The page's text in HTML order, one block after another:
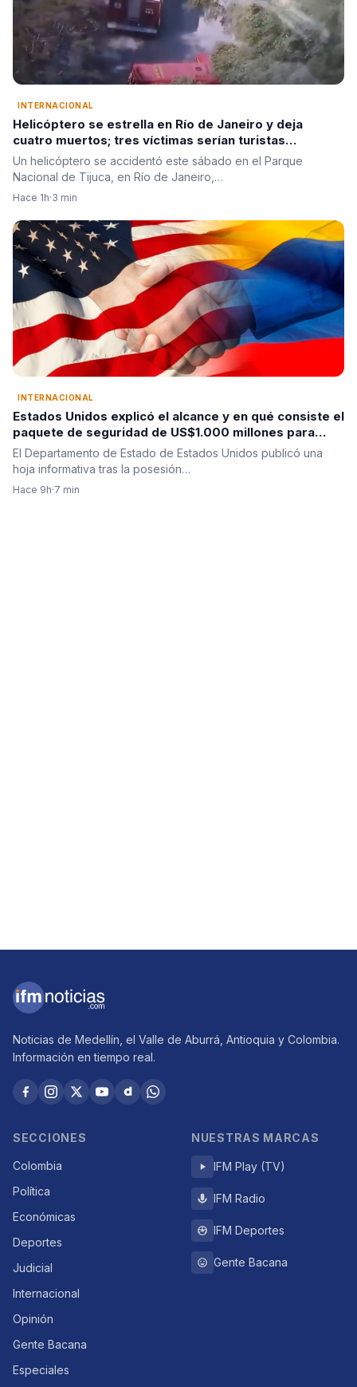
INTERNACIONAL
Helicóptero se estrella en Río de Janeiro y deja
cuatro muertos; tres víctimas serían turistas
colombianas
Un helicóptero se accidentó este sábado en el Parque
Nacional de Tijuca, en Río de Janeiro,…
Hace 1h·3 min
INTERNACIONAL
Estados Unidos explicó el alcance y en qué consiste el
paquete de seguridad de US$1.000 millones para
Colombia tras la posesión de Abelardo De La Espriella
El Departamento de Estado de Estados Unidos publicó una
hoja informativa tras la posesión…
Hace 9h·7 min
Noticias de Medellín, el Valle de Aburrá, Antioquia y Colombia.
Información en tiempo real.
SECCIONES
Colombia
Política
Económicas
Deportes
Judicial
Internacional
Opinión
Gente Bacana
Especiales
NUESTRAS MARCAS
IFM Play (TV)
IFM Radio
IFM Deportes
Gente Bacana